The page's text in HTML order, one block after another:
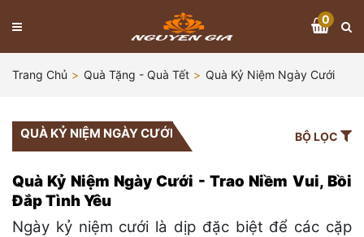
0
Trang Chủ Quà Tặng - Quà Tết Quà Kỷ Niệm Ngày Cưới
QUÀ KỶ NIỆM NGÀY CƯỚI BỘ LỌC
Quà Kỷ Niệm Ngày Cưới - Trao Niềm Vui, Bồi
Đắp Tình Yêu
Ngày kỷ niệm cưới là dịp đặc biệt để các cặp